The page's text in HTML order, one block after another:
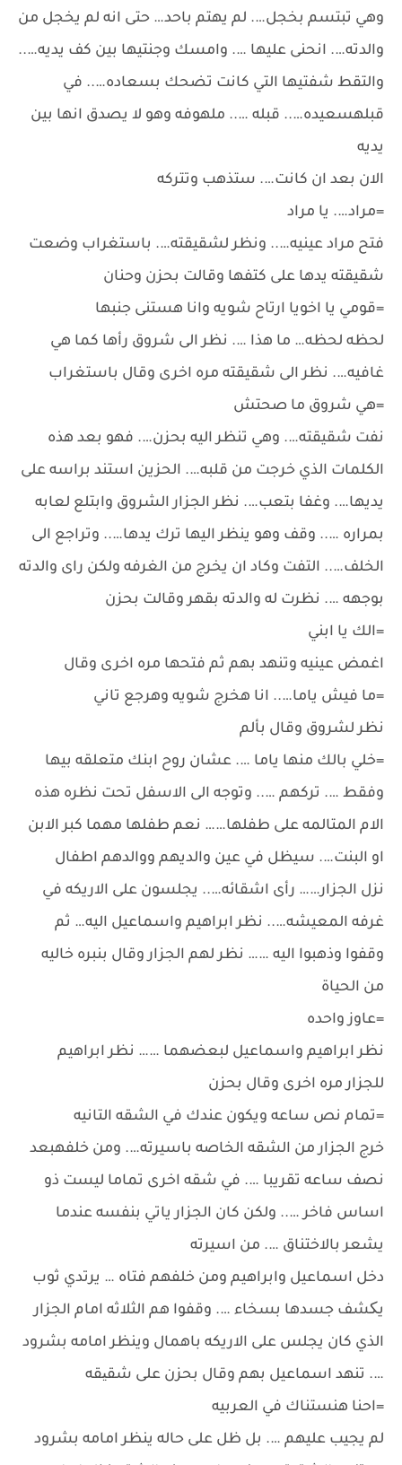
وهي تبتسم بخجل…. لم يهتم باحد… حتى انه لم يخجل من
والدته…. انحنى عليها …. وامسك وجنتيها بين كف يديه…..
والتقط شفتيها التي كانت تضحك بسعاده….. في
قبلهسعيده….. قبله ….. ملهوفه وهو لا يصدق انها بين
يديه
الان بعد ان كانت…. ستذهب وتتركه
=مراد…. يا مراد
فتح مراد عينيه….. ونظر لشقيقته…. باستغراب وضعت
شقيقته يدها على كتفها وقالت بحزن وحنان
=قومي يا اخويا ارتاح شويه وانا هستنى جنبها
لحظه لحظه… ما هذا …. نظر الى شروق رأها كما هي
غافيه…. نظر الى شقيقته مره اخرى وقال باستغراب
=هي شروق ما صحتش
نفت شقيقته…. وهي تنظر اليه بحزن…. فهو بعد هذه
الكلمات الذي خرجت من قلبه…. الحزين استند براسه على
يديها…. وغفا بتعب…. نظر الجزار الشروق وابتلع لعابه
بمراره ….. وقف وهو ينظر اليها ترك يدها….. وتراجع الى
الخلف….. التفت وكاد ان يخرج من الغرفه ولكن راى والدته
بوجهه …. نظرت له والدته بقهر وقالت بحزن
=الك يا ابني
اغمض عينيه وتنهد بهم ثم فتحها مره اخرى وقال
=ما فيش ياما….. انا هخرج شويه وهرجع تاني
نظر لشروق وقال بألم
=خلي بالك منها ياما …. عشان روح ابنك متعلقه بيها
وفقط …. تركهم ….. وتوجه الى الاسفل تحت نظره هذه
الام المتالمه على طفلها…… نعم طفلها مهما كبر الابن
او البنت…. سيظل في عين والديهم ووالدهم اطفال
نزل الجزار…… رأى اشقائه….. يجلسون على الاريكه في
غرفه المعيشه….. نظر ابراهيم واسماعيل اليه… ثم
وقفوا وذهبوا اليه …… نظر لهم الجزار وقال بنبره خاليه
من الحياة
=عاوز واحده
نظر ابراهيم واسماعيل لبعضهما …… نظر ابراهيم
للجزار مره اخرى وقال بحزن
=تمام نص ساعه ويكون عندك في الشقه التانيه
خرج الجزار من الشقه الخاصه باسيرته…. ومن خلفهبعد
نصف ساعه تقريبا …. في شقه اخرى تماما ليست ذو
اساس فاخر ….. ولكن كان الجزار ياتي بنفسه عندما
يشعر بالاختناق …. من اسيرته
دخل اسماعيل وابراهيم ومن خلفهم فتاه … يرتدي ثوب
يکشف جسدها بسخاء …. وقفوا هم الثلاثه امام الجزار
الذي كان يجلس على الاريكه باهمال وينظر امامه بشرود
…. تنهد اسماعيل بهم وقال بحزن على شقیقه
=احنا هنستناك في العربيه
لم يجيب عليهم …. بل ظل على حاله ينظر امامه بشرود